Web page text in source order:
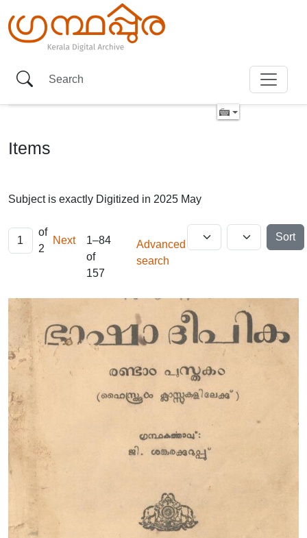
Items
Subject is exactly Digitized in 2025 May
of
2
Next
1–84
of
157
Advanced
search
Sort